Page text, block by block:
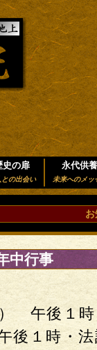
史の扉
との出会い
永代供
未来へのメッ
中行事
午後１
１時・法